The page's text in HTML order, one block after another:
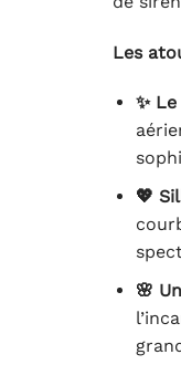
Les
✨
💖
🌸